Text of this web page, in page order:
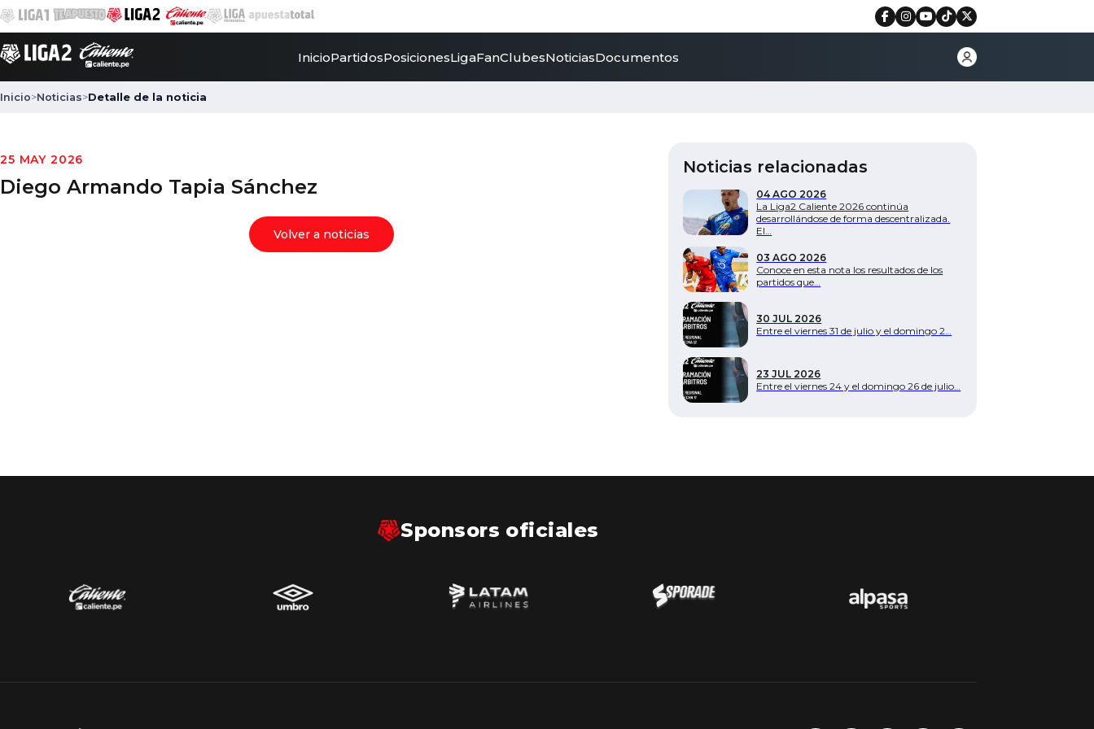
InicioPartidosPosicionesLigaFanClubesNoticiasDocumentos
Inicio>Noticias>Detalle de la noticia
25 MAY 2026
Diego Armando Tapia Sánchez
Volver a noticias
Noticias relacionadas
04 AGO 2026
La Liga2 Caliente 2026 continúa
desarrollándose de forma descentralizada.
El…
03 AGO 2026
Conoce en esta nota los resultados de los
partidos que…
30 JUL 2026
Entre el viernes 31 de julio y el domingo 2…
23 JUL 2026
Entre el viernes 24 y el domingo 26 de julio…
Sponsors oficiales